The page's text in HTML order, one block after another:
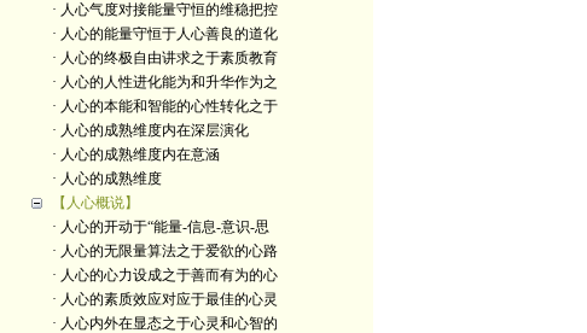
· 人心气度对接能量守恒的维稳把控
· 人心的能量守恒于人心善良的道化
· 人心的终极自由讲求之于素质教育
· 人心的人性进化能为和升华作为之
· 人心的本能和智能的心性转化之于
· 人心的成熟维度内在深层演化
· 人心的成熟维度内在意涵
· 人心的成熟维度
【人心概说】
· 人心的开动于“能量-信息-意识-思
· 人心的无限量算法之于爱欲的心路
· 人心的心力设成之于善而有为的心
· 人心的素质效应对应于最佳的心灵
· 人心内外在显态之于心灵和心智的